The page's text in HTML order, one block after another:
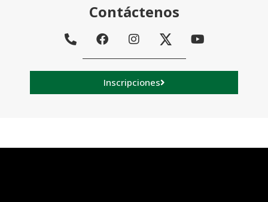
Contáctenos
Inscripciones